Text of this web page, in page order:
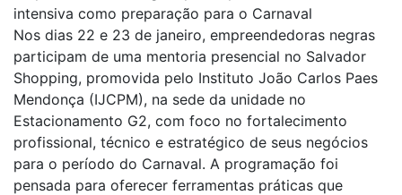
intensiva como preparação para o Carnaval
Nos dias 22 e 23 de janeiro, empreendedoras negras
participam de uma mentoria presencial no Salvador
Shopping, promovida pelo Instituto João Carlos Paes
Mendonça (IJCPM), na sede da unidade no
Estacionamento G2, com foco no fortalecimento
profissional, técnico e estratégico de seus negócios
para o período do Carnaval. A programação foi
pensada para oferecer ferramentas práticas que